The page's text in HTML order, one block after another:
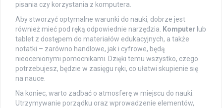
pisania czy korzystania z komputera.
Aby stworzyć optymalne warunki do nauki, dobrze jest
również mieć pod ręką odpowiednie narzędzia.
Komputer lub
tablet z dostępem do materiałów edukacyjnych, a także
notatki – zarówno handlowe, jak i cyfrowe, będą
nieocenionymi pomocnikami. Dzięki temu wszystko, czego
potrzebujesz, będzie w zasięgu ręki, co ułatwi skupienie się
na nauce.
Na koniec, warto zadbać o atmosferę w miejscu do nauki.
Utrzymywanie porządku oraz wprowadzenie elementów,